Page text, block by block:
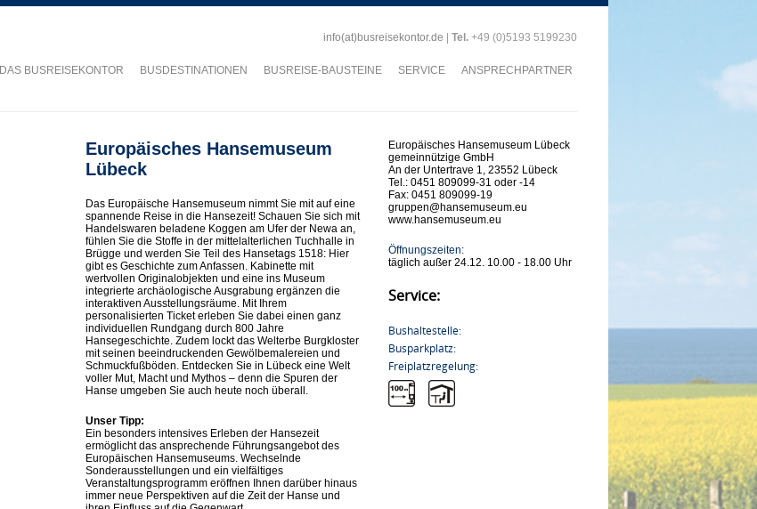
info(at)busreisekontor.de Tel. +49 (0)5193 5199230
DAS BUSREISEKONTOR BUSDESTINATIONEN BUSREISE-BAUSTEINE SERVICE ANSPRECHPARTNER
Europäisches Hansemuseum
Lübeck
Das Europäische Hansemuseum nimmt Sie mit auf eine
spannende Reise in die Hansezeit! Schauen Sie sich mit
Handelswaren beladene Koggen am Ufer der Newa an,
fühlen Sie die Stoffe in der mittelalterlichen Tuchhalle in
Brügge und werden Sie Teil des Hansetags 1518: Hier
gibt es Geschichte zum Anfassen. Kabinette mit
wertvollen Originalobjekten und eine ins Museum
integrierte archäologische Ausgrabung ergänzen die
interaktiven Ausstellungsräume. Mit Ihrem
personalisierten Ticket erleben Sie dabei einen ganz
individuellen Rundgang durch 800 Jahre
Hansegeschichte. Zudem lockt das Welterbe Burgkloster
mit seinen beeindruckenden Gewölbemalereien und
Schmuckfußböden. Entdecken Sie in Lübeck eine Welt
voller Mut, Macht und Mythos – denn die Spuren der
Hanse umgeben Sie auch heute noch überall.
Unser Tipp:
Ein besonders intensives Erleben der Hansezeit
ermöglicht das ansprechende Führungsangebot des
Europäischen Hansemuseums. Wechselnde
Sonderausstellungen und ein vielfältiges
Veranstaltungsprogramm eröffnen Ihnen darüber hinaus
immer neue Perspektiven auf die Zeit der Hanse und
Europäisches Hansemuseum Lübeck
gemeinnützige GmbH
An der Untertrave 1, 23552 Lübeck
Tel.: 0451 809099-31 oder -14
Fax: 0451 809099-19
gruppen@hansemuseum.eu
www.hansemuseum.eu
Öffnungszeiten:
täglich außer 24.12. 10.00 - 18.00 Uhr
Service:
Bushaltestelle:
Busparkplatz:
Freiplatzregelung: